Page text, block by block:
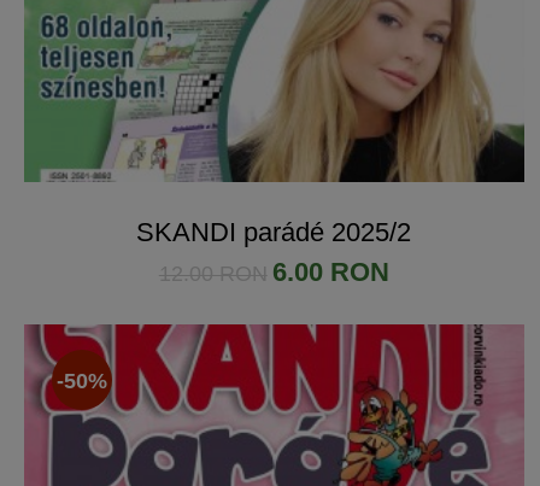
SKANDI parádé 2025/2
12.00 RON 6.00 RON
-50%